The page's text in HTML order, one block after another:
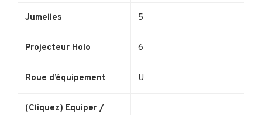
Jumelles 5
Projecteur Holo 6
Roue d’équipement U
(Cliquez) Equiper /